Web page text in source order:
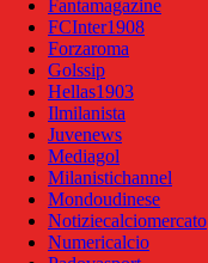
Fantamagazine
FCInter1908
Forzaroma
Golssip
Hellas1903
Ilmilanista
Juvenews
Mediagol
Milanistichannel
Mondoudinese
Notiziecalciomercato
Numericalcio